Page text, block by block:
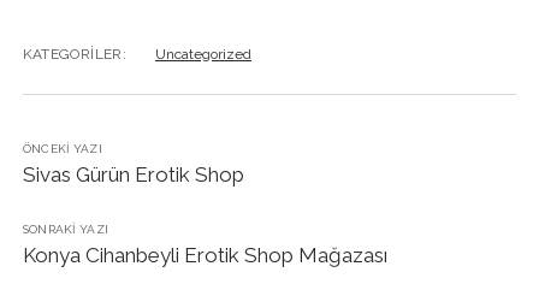
KATEGORILER: Uncategorized
ÖNCEKI YAZI
Sivas Gürün Erotik Shop
SONRAKI YAZI
Konya Cihanbeyli Erotik Shop Mağazası